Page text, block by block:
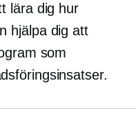
lära dig hur
hjälpa dig att
som